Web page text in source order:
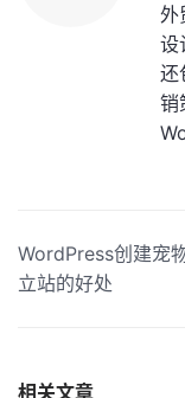
外
设
还
销
WordPress创建宠
立站的好处
相关文章